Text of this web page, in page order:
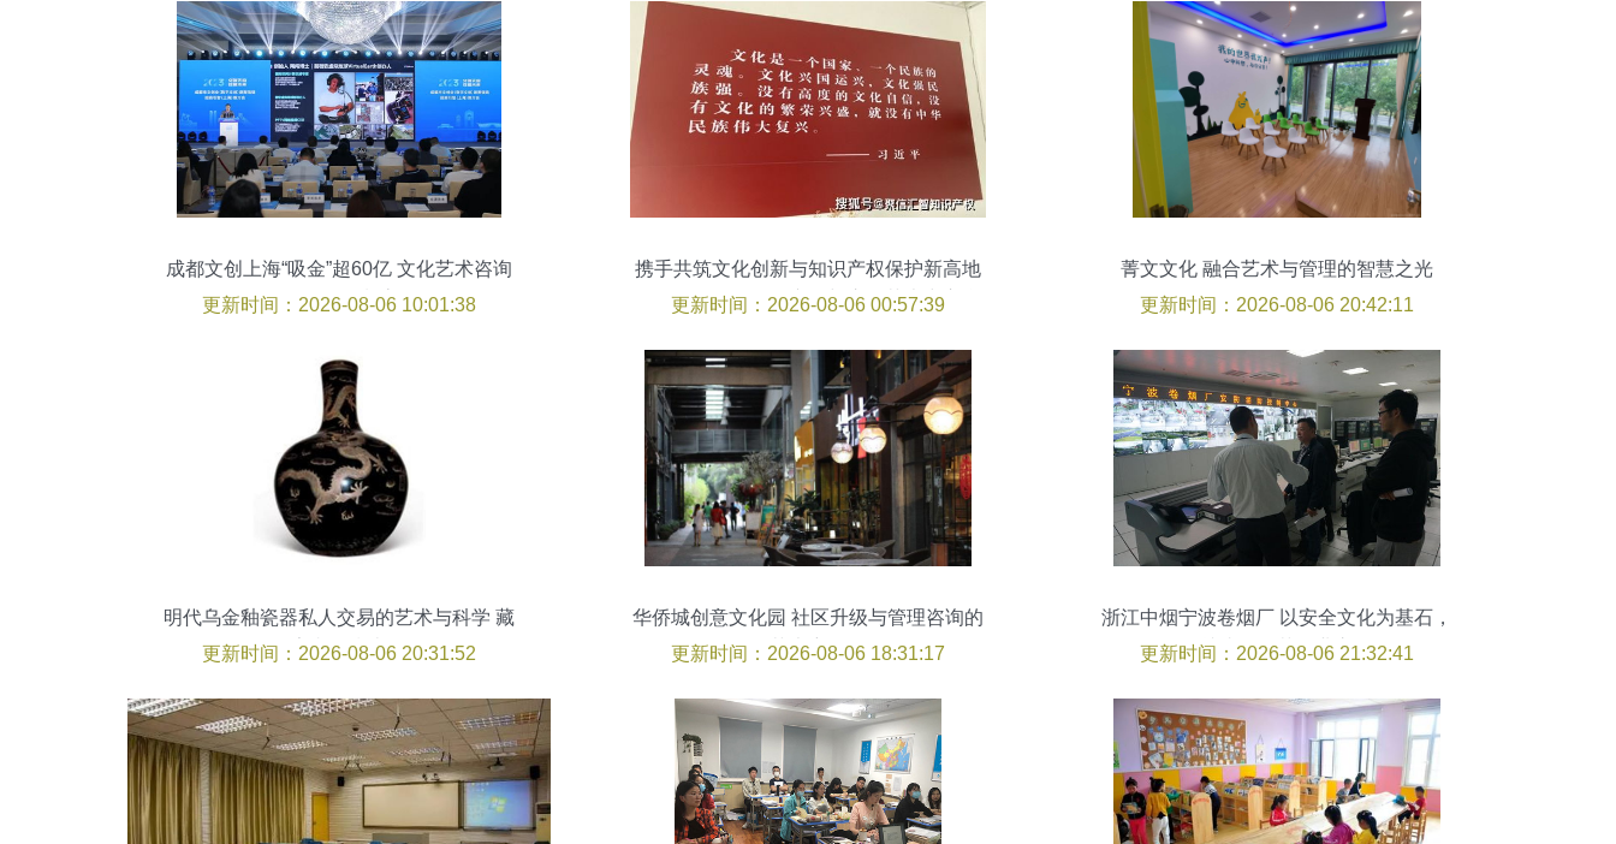
成都文创上海“吸金”超60亿 文化艺术咨询
如何引领潮流
更新时间：2026-08-06 10:01:38
携手共筑文化创新与知识产权保护新高地
——聚信汇智知识产权与嵩明艺术中心合
更新时间：2026-08-06 00:57:39
菁文文化 融合艺术与管理的智慧之光
更新时间：2026-08-06 20:42:11
明代乌金釉瓷器私人交易的艺术与科学 藏
家必备指南
更新时间：2026-08-06 20:31:52
华侨城创意文化园 社区升级与管理咨询的
艺术密码
更新时间：2026-08-06 18:31:17
浙江中烟宁波卷烟厂 以安全文化为基石，
铸就省级示范企业之路
更新时间：2026-08-06 21:32:41